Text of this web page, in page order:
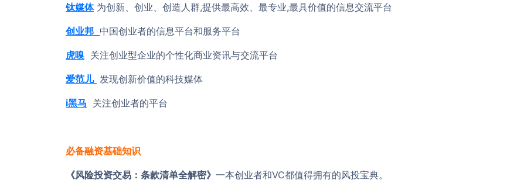
钛媒体为创新、创业、创造人群,提供最高效、最专业,最具价值的信息交流平台
创业邦 中国创业者的信息平台和服务平台
虎嗅 关注创业型企业的个性化商业资讯与交流平台
爱范儿 发现创新价值的科技媒体
i黑马 关注创业者的平台
必备融资基础知识
《风险投资交易：条款清单全解密》 一本创业者和VC都值得拥有的风投宝典。